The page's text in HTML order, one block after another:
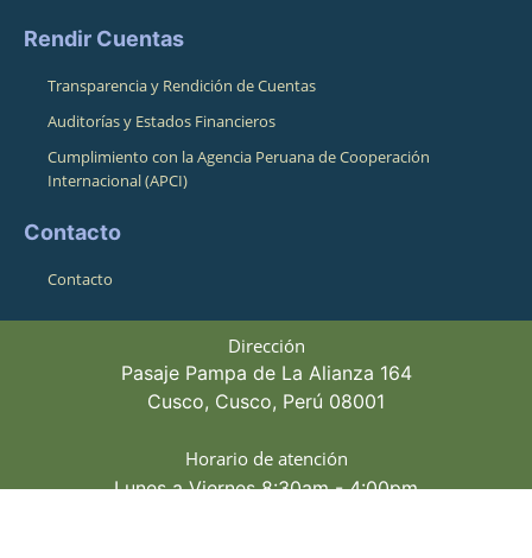
Rendir Cuentas
Transparencia y Rendición de Cuentas
Auditorías y Estados Financieros
Cumplimiento con la Agencia Peruana de Cooperación
Internacional (APCI)
Contacto
Contacto
Dirección
Pasaje Pampa de La Alianza 164
Cusco, Cusco, Perú 08001
Horario de atención
Lunes a Viernes 8:30am - 4:00pm